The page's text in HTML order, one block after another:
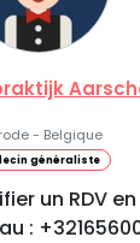
- Belgique
généraliste
un RDV
: